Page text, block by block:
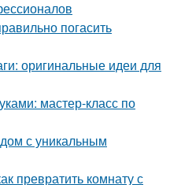
погасить
оригинальные идеи для
мастер-класс по
с уникальным
превратить комнату с